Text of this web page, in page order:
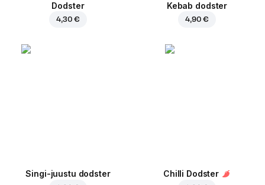
Dodster
4,30 €
Kebab dodster
4,90 €
Singi-juustu dodster Chilli Dodster